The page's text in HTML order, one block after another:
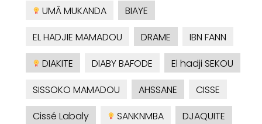
UMÂ MUKANDA
BIAYE
EL HADJIE MAMADOU
DRAME
IBN FANN
DIAKITE
DIABY BAFODE
El hadji SEKOU
SISSOKO MAMADOU
AHSSANE
CISSE
Cissé Labaly
SANKNMBA
DJAQUITE